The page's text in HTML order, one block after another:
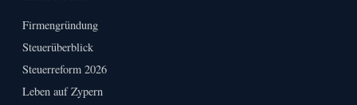
Firmengründung
Steuerüberblick
Steuerreform 2026
Leben auf Zypern